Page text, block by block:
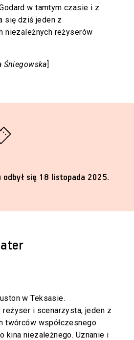
się 18 listopada 2025.
w tamtym czasie i z
się dziś jeden z
niezależnych reżyserów
Śniegowska]
w Teksasie.
reżyser i scenarzysta, jeden z
twórców współczesnego
kina niezależnego. Uznanie i